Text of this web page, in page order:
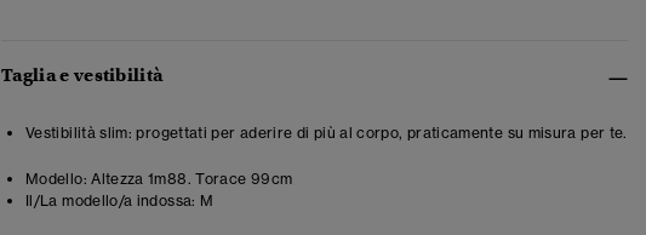
Taglia e vestibilità
Vestibilità slim: progettati per aderire di più al corpo, praticamente su misura per te.
Modello: Altezza 1m88. Torace 99cm
Il/La modello/a indossa: M